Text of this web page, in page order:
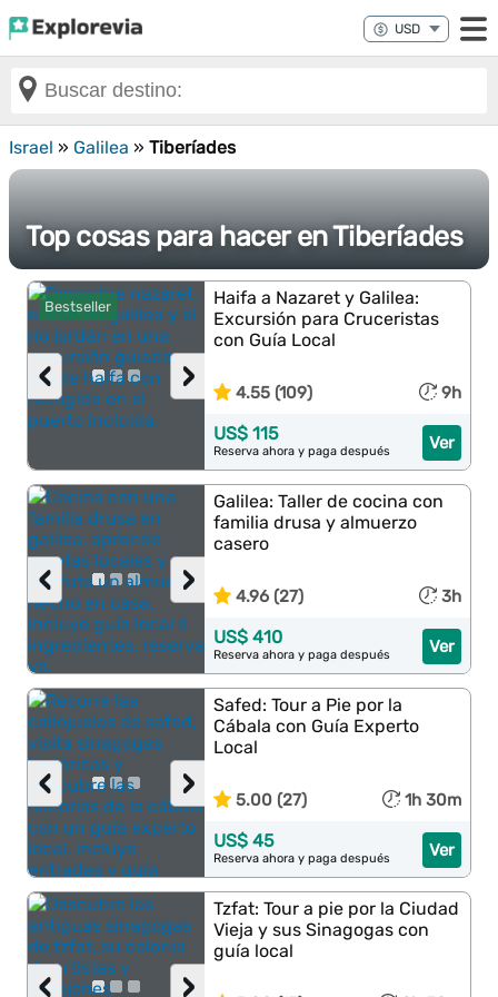
Israel » Galilea » Tiberíades
Top cosas para hacer en Tiberíades
Bestseller
›
‹
Haifa a Nazaret y Galilea:
Excursión para Cruceristas
con Guía Local
4.55 (109) 9h
Ver
US$ 115
Reserva ahora y paga después
›
‹
Galilea: Taller de cocina con
familia drusa y almuerzo
casero
4.96 (27) 3h
Ver
US$ 410
Reserva ahora y paga después
›
‹
Safed: Tour a Pie por la
Cábala con Guía Experto
Local
5.00 (27) 1h 30m
Ver
US$ 45
Reserva ahora y paga después
›
‹
Tzfat: Tour a pie por la Ciudad
Vieja y sus Sinagogas con
guía local